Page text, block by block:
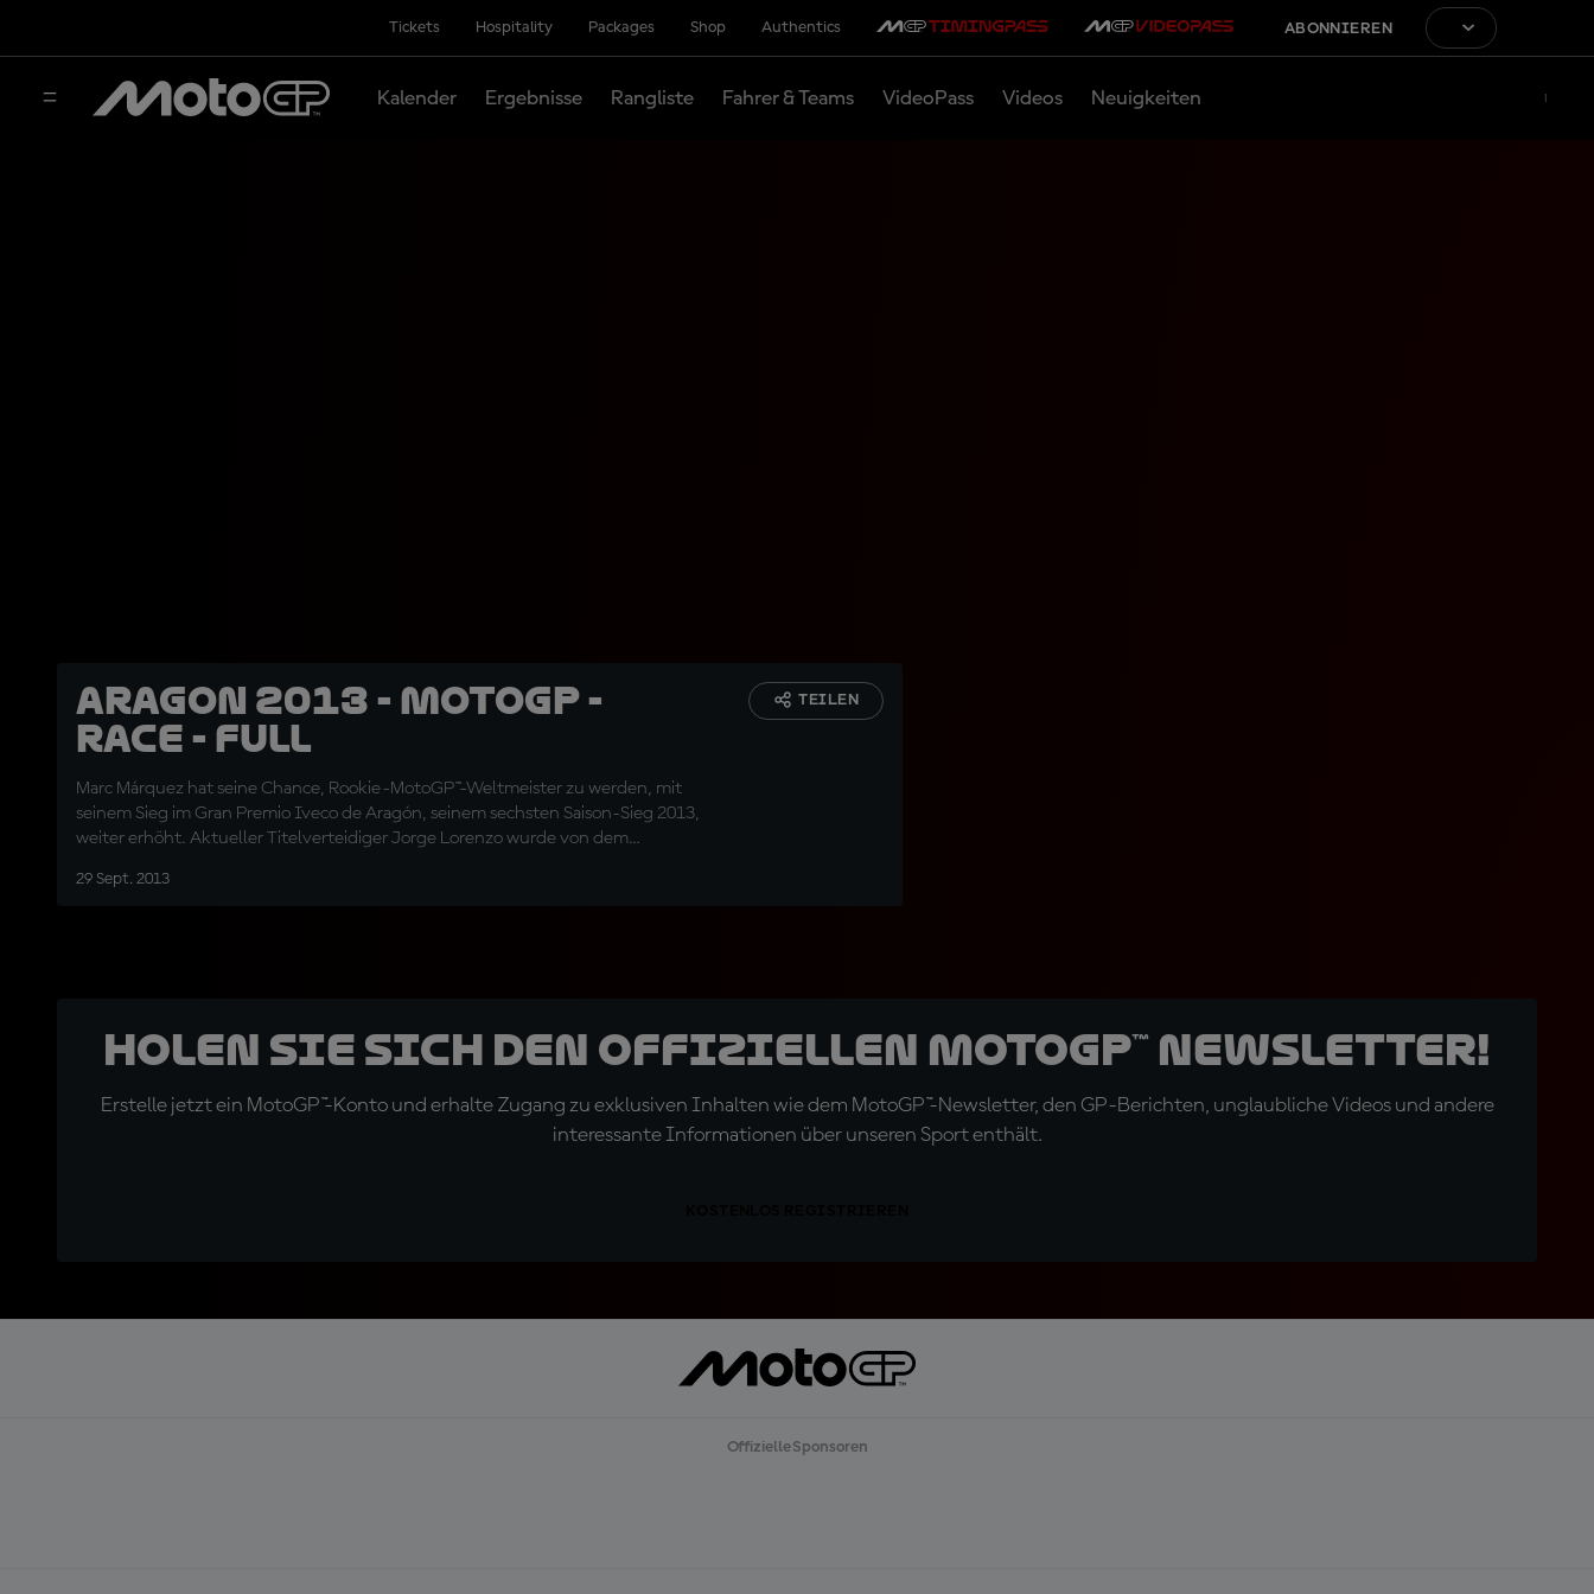
Tickets Hospitality Packages Shop Authentics ABONNIEREN
Kalender Ergebnisse Rangliste Fahrer & Teams VideoPass Videos Neuigkeiten
Aragon 2013 - MotoGP -
RACE - Full
Marc Márquez hat seine Chance, Rookie-MotoGP™-Weltmeister zu werden, mit
seinem Sieg im Gran Premio Iveco de Aragón, seinem sechsten Saison-Sieg 2013,
weiter erhöht. Aktueller Titelverteidiger Jorge Lorenzo wurde von dem
der sechsten Runde aus dem Rennen stürzte.
29 Sept. 2013
TEILEN
Holen Sie sich den offiziellen MotoGP™ Newsletter!
Erstelle jetzt ein MotoGP™-Konto und erhalte Zugang zu exklusiven Inhalten wie dem MotoGP™-Newsletter, den GP-Berichten, unglaubliche Videos und andere
interessante Informationen über unseren Sport enthält.
Offizielle Sponsoren